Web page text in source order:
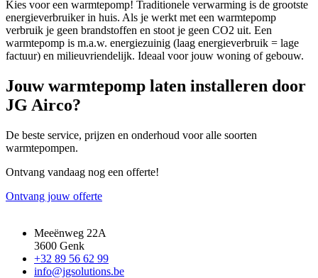
Kies voor een warmtepomp! Traditionele verwarming is de grootste
energieverbruiker in huis. Als je werkt met een warmtepomp
verbruik je geen brandstoffen en stoot je geen CO2 uit. Een
warmtepomp is m.a.w. energiezuinig (laag energieverbruik = lage
factuur) en milieuvriendelijk. Ideaal voor jouw woning of gebouw.
Jouw warmtepomp laten installeren door
JG Airco?
De beste service, prijzen en onderhoud voor alle soorten
warmtepompen.
Ontvang vandaag nog een offerte!
Ontvang jouw offerte
Meeënweg 22A
3600 Genk
+32 89 56 62 99
info@jgsolutions.be